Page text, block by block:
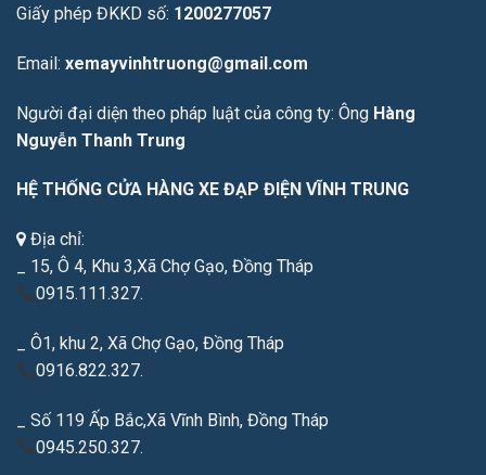
Giấy phép ĐKKD số: 1200277057
Email: xemayvinhtruong@gmail.com
Người đại diện theo pháp luật của công ty: Ông Hàng
Nguyễn Thanh Trung
HỆ THỐNG CỬA HÀNG XE ĐẠP ĐIỆN VĨNH TRUNG
Địa chỉ:
_ 15, Ô 4, Khu 3,Xã Chợ Gạo, Đồng Tháp
0915.111.327.
_ Ô1, khu 2, Xã Chợ Gạo, Đồng Tháp
0916.822.327.
_ Số 119 Ấp Bắc,Xã Vĩnh Bình, Đồng Tháp
0945.250.327.